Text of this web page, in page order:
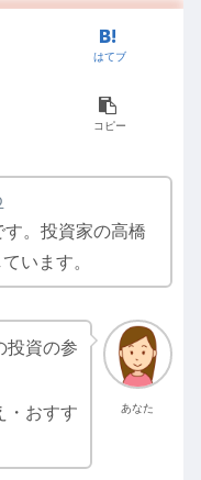
はてブ
コピー
す。投資家の高橋
います。
あなた
投資の参
・おすす